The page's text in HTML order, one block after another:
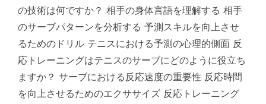
の技術は何ですか？ 相手の身体言語を理解する 相手
のサーブパターンを分析する 予測スキルを向上させ
るためのドリル テニスにおける予測の心理的側面 反
応トレーニングはテニスのサーブにどのように役立ち
ますか？ サーブにおける反応速度の重要性 反応時間
を向上させるためのエクササイズ 反応トレーニング